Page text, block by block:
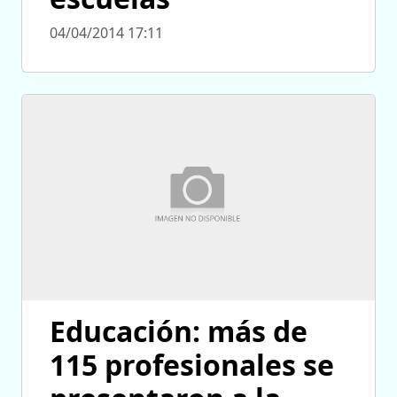
04/04/2014 17:11
Educación: más de
115 profesionales se